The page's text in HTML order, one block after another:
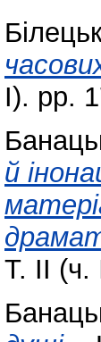
І). pp.
й
Т. ІІ